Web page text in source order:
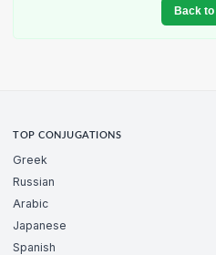
Back to
TOP CONJUGATIONS
Greek
Russian
Arabic
Japanese
Spanish